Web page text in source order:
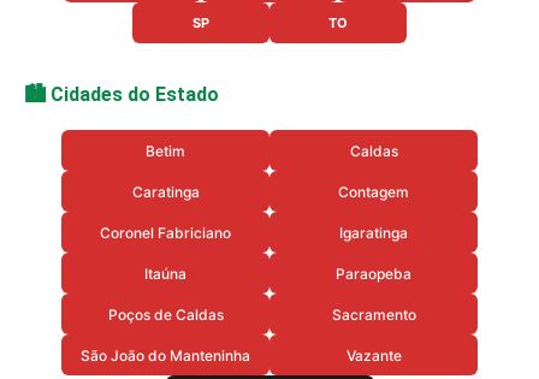
SP TO
🏙️ Cidades do Estado
Betim Caldas
Caratinga Contagem
Coronel Fabriciano Igaratinga
Itaúna Paraopeba
Poços de Caldas Sacramento
São João do Manteninha Vazante